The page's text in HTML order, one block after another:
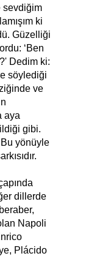
sevdiğim
ki
Güzelliği
‘Ben
Dedim ki:
söylediği
ve
aya
gibi.
yönüyle
dillerde
Napoli
Plácido